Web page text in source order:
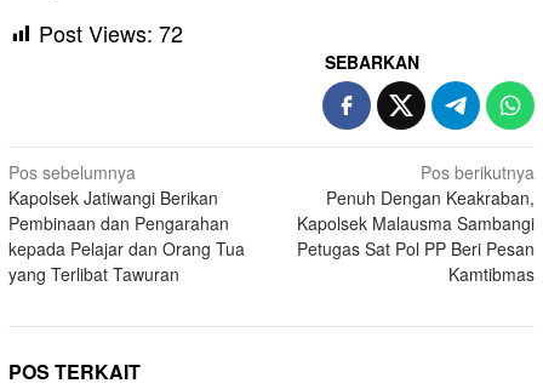
Post Views: 72
SEBARKAN
Navigasi
pos
Pos sebelumnya
Kapolsek Jatiwangi Berikan
Pembinaan dan Pengarahan
kepada Pelajar dan Orang Tua
yang Terlibat Tawuran
Pos berikutnya
Penuh Dengan Keakraban,
Kapolsek Malausma Sambangi
Petugas Sat Pol PP Beri Pesan
Kamtibmas
POS TERKAIT